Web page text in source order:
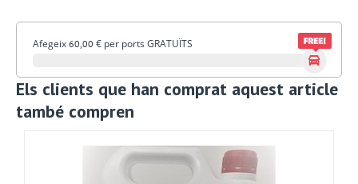
Afegeix 60,00 € per ports GRATUÏTS
Els clients que han comprat aquest article
també compren